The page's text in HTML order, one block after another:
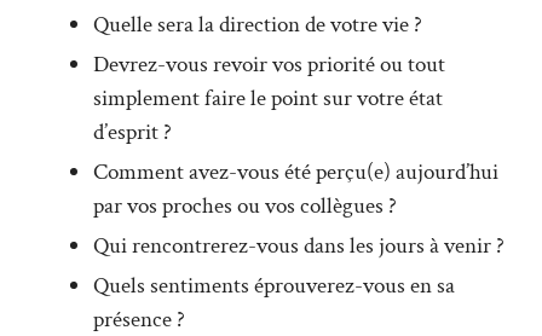
Quelle sera la direction de votre vie ?
Devrez-vous revoir vos priorité ou tout
simplement faire le point sur votre état
d’esprit ?
Comment avez-vous été perçu(e) aujourd’hui
par vos proches ou vos collègues ?
Qui rencontrerez-vous dans les jours à venir ?
Quels sentiments éprouverez-vous en sa
présence ?